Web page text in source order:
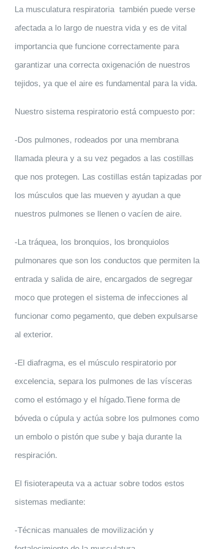
La musculatura respiratoria también puede verse
afectada a lo largo de nuestra vida y es de vital
importancia que funcione correctamente para
garantizar una correcta oxigenación de nuestros
tejidos, ya que el aire es fundamental para la vida.
Nuestro sistema respiratorio está compuesto por:
-Dos pulmones, rodeados por una membrana
llamada pleura y a su vez pegados a las costillas
que nos protegen. Las costillas están tapizadas por
los músculos que las mueven y ayudan a que
nuestros pulmones se llenen o vacíen de aire.
-La tráquea, los bronquios, los bronquiolos
pulmonares que son los conductos que permiten la
entrada y salida de aire, encargados de segregar
moco que protegen el sistema de infecciones al
funcionar como pegamento, que deben expulsarse
al exterior.
-El diafragma, es el músculo respiratorio por
excelencia, separa los pulmones de las vísceras
como el estómago y el hígado.Tiene forma de
bóveda o cúpula y actúa sobre los pulmones como
un embolo o pistón que sube y baja durante la
respiración.
El fisioterapeuta va a actuar sobre todos estos
sistemas mediante:
-Técnicas manuales de movilización y